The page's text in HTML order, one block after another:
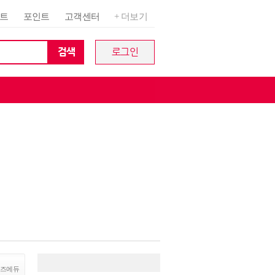
포인트 고객센터 + 더보기
검색 로그인
에듀